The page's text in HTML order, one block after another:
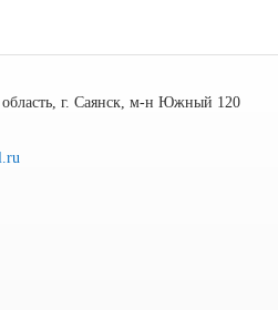
область, г. Саянск, м-н Южный 120